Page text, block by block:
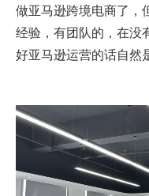
做亚马逊跨境电商了，
经验，有团队的，在没
好亚马逊运营的话自然